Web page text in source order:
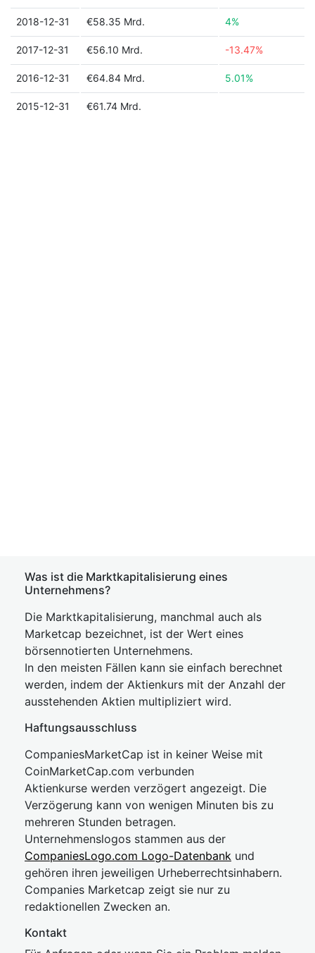
2018-12-31 €58.35 Mrd. 4%
2017-12-31 €56.10 Mrd. -13.47%
2016-12-31 €64.84 Mrd. 5.01%
2015-12-31 €61.74 Mrd.
Was ist die Marktkapitalisierung eines
Unternehmens?
Die Marktkapitalisierung, manchmal auch als
Marketcap bezeichnet, ist der Wert eines
börsennotierten Unternehmens.
In den meisten Fällen kann sie einfach berechnet
werden, indem der Aktienkurs mit der Anzahl der
ausstehenden Aktien multipliziert wird.
Haftungsausschluss
CompaniesMarketCap ist in keiner Weise mit
CoinMarketCap.com verbunden
Aktienkurse werden verzögert angezeigt. Die
Verzögerung kann von wenigen Minuten bis zu
mehreren Stunden betragen.
Unternehmenslogos stammen aus der
CompaniesLogo.com Logo-Datenbank und
gehören ihren jeweiligen Urheberrechtsinhabern.
Companies Marketcap zeigt sie nur zu
redaktionellen Zwecken an.
Kontakt